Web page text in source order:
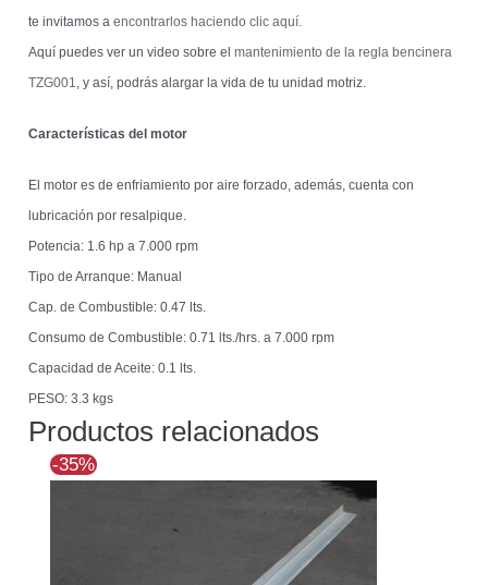
te invitamos a encontrarlos haciendo clic aquí.
Aquí puedes ver un video sobre elmantenimiento de la regla bencinera
TZG001
, y así, podrás alargar la vida de tu unidad motriz.
Características del motor
El motor es de enfriamiento por aire forzado, además, cuenta con
lubricación por resalpique.
Potencia: 1.6 hp a 7.000 rpm
Tipo de Arranque: Manual
Cap. de Combustible: 0.47 lts.
Consumo de Combustible: 0.71 lts./hrs. a 7.000 rpm
Capacidad de Aceite: 0.1 lts.
PESO: 3.3 kgs
Productos relacionados
-35%
precio
precio